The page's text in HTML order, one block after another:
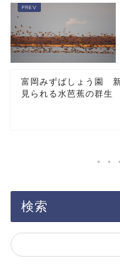
富岡みずばしょう園
見られる水芭蕉の群生
検索